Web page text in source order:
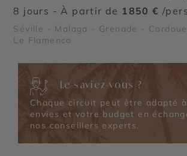
8 jours - À partir de 1850 € /pers
Séville - Malaga - Grenade -
Le Flamenco
Le saviez-vous ?
Chaque circuit peut être adapté
envies et votre budget en
nos conseillers experts.